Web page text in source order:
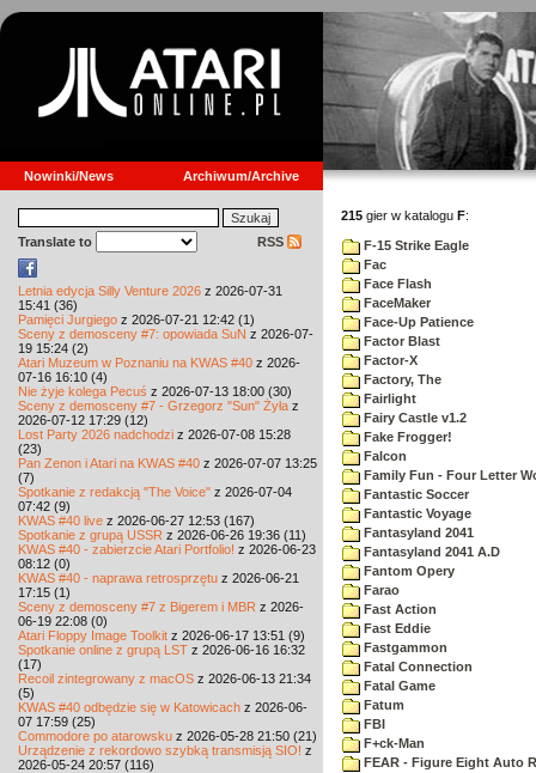
Nowinki/News Archiwum/Archive
Translate to RSS
Letnia edycja Silly Venture 2026 z 2026-07-31
15:41 (36)
Pamięci Jurgiego z 2026-07-21 12:42 (1)
Sceny z demosceny #7: opowiada SuN z 2026-07-
19 15:24 (2)
Atari Muzeum w Poznaniu na KWAS #40 z 2026-
07-16 16:10 (4)
Nie żyje kolega Pecuś z 2026-07-13 18:00 (30)
Sceny z demosceny #7 - Grzegorz "Sun" Żyła z
2026-07-12 17:29 (12)
Lost Party 2026 nadchodzi z 2026-07-08 15:28
(23)
Pan Zenon i Atari na KWAS #40 z 2026-07-07 13:25
(7)
Spotkanie z redakcją "The Voice" z 2026-07-04
07:42 (9)
KWAS #40 live z 2026-06-27 12:53 (167)
Spotkanie z grupą USSR z 2026-06-26 19:36 (11)
KWAS #40 - zabierzcie Atari Portfolio! z 2026-06-23
08:12 (0)
KWAS #40 - naprawa retrosprzętu z 2026-06-21
17:15 (1)
Sceny z demosceny #7 z Bigerem i MBR z 2026-
06-19 22:08 (0)
Atari Floppy Image Toolkit z 2026-06-17 13:51 (9)
Spotkanie online z grupą LST z 2026-06-16 16:32
(17)
Recoil zintegrowany z macOS z 2026-06-13 21:34
(5)
KWAS #40 odbędzie się w Katowicach z 2026-06-
07 17:59 (25)
Commodore po atarowsku z 2026-05-28 21:50 (21)
Urządzenie z rekordowo szybką transmisją SIO! z
2026-05-24 20:57 (116)
215 gier w katalogu F:
F-15 Strike Eagle
Fac
Face Flash
FaceMaker
Face-Up Patience
Factor Blast
Factor-X
Factory, The
Fairlight
Fairy Castle v1.2
Fake Frogger!
Falcon
Family Fun - Four Letter
Fantastic Soccer
Fantastic Voyage
Fantasyland 2041
Fantasyland 2041 A.D
Fantom Opery
Farao
Fast Action
Fast Eddie
Fastgammon
Fatal Connection
Fatal Game
Fatum
FBI
F+ck-Man
FEAR - Figure Eight Auto